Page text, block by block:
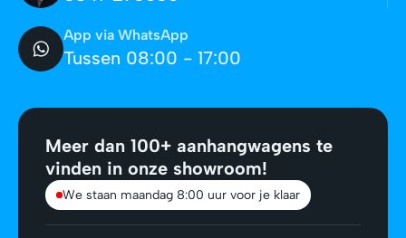
App via WhatsApp
Tussen 08:00 - 17:00
Meer dan 100+ aanhangwagens te
vinden in onze showroom!
We staan maandag 8:00 uur voor je klaar